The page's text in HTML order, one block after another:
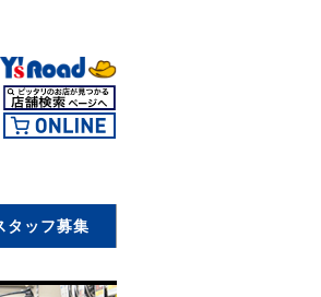
タッフ募集